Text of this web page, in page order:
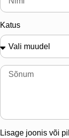
Katus
Lisage joonis või